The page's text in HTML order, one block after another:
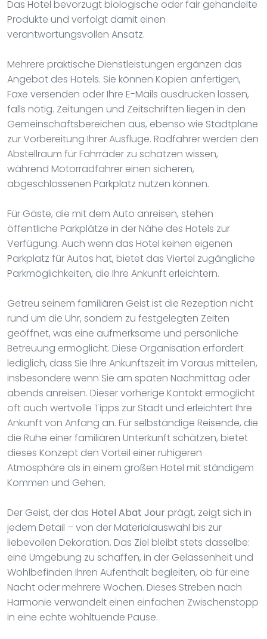
Das Hotel bevorzugt biologische oder fair gehandelte
Produkte und verfolgt damit einen
verantwortungsvollen Ansatz.
Mehrere praktische Dienstleistungen ergänzen das
Angebot des Hotels. Sie können Kopien anfertigen,
Faxe versenden oder Ihre E-Mails ausdrucken lassen,
falls nötig. Zeitungen und Zeitschriften liegen in den
Gemeinschaftsbereichen aus, ebenso wie Stadtpläne
zur Vorbereitung Ihrer Ausflüge. Radfahrer werden den
Abstellraum für Fahrräder zu schätzen wissen,
während Motorradfahrer einen sicheren,
abgeschlossenen Parkplatz nutzen können.
Für Gäste, die mit dem Auto anreisen, stehen
öffentliche Parkplätze in der Nähe des Hotels zur
Verfügung. Auch wenn das Hotel keinen eigenen
Parkplatz für Autos hat, bietet das Viertel zugängliche
Parkmöglichkeiten, die Ihre Ankunft erleichtern.
Getreu seinem familiären Geist ist die Rezeption nicht
rund um die Uhr, sondern zu festgelegten Zeiten
geöffnet, was eine aufmerksame und persönliche
Betreuung ermöglicht. Diese Organisation erfordert
lediglich, dass Sie Ihre Ankunftszeit im Voraus mitteilen,
insbesondere wenn Sie am späten Nachmittag oder
abends anreisen. Dieser vorherige Kontakt ermöglicht
oft auch wertvolle Tipps zur Stadt und erleichtert Ihre
Ankunft von Anfang an. Für selbständige Reisende, die
die Ruhe einer familiären Unterkunft schätzen, bietet
dieses Konzept den Vorteil einer ruhigeren
Atmosphäre als in einem großen Hotel mit ständigem
Kommen und Gehen.
Der Geist, der das Hotel Abat Jour prägt, zeigt sich in
jedem Detail – von der Materialauswahl bis zur
liebevollen Dekoration. Das Ziel bleibt stets dasselbe:
eine Umgebung zu schaffen, in der Gelassenheit und
Wohlbefinden Ihren Aufenthalt begleiten, ob für eine
Nacht oder mehrere Wochen. Dieses Streben nach
Harmonie verwandelt einen einfachen Zwischenstopp
in eine echte wohltuende Pause.